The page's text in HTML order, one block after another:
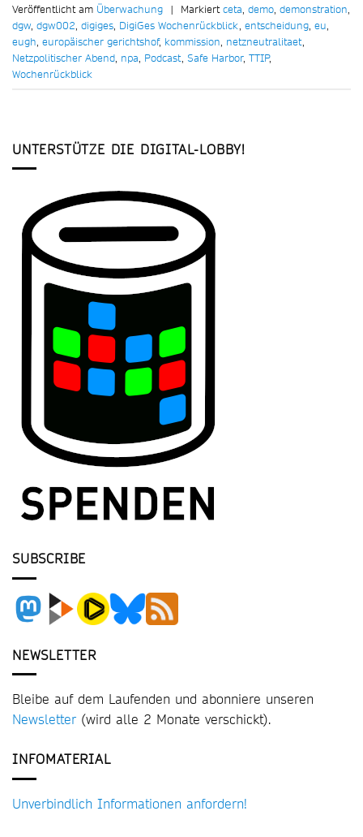
Veröffentlicht am Überwachung | Markiertceta, demo, demonstration,
dgw, dgw002, digiges, DigiGes Wochenrückblick, entscheidung, eu,
eugh, europäischer gerichtshof, kommission, netzneutralitaet,
Netzpolitischer Abend, npa, Podcast, Safe Harbor, TTIP,
Wochenrückblick
UNTERSTÜTZE DIE DIGITAL-LOBBY!
SUBSCRIBE
NEWSLETTER
Bleibe auf dem Laufenden und abonniere unseren
Newsletter (wird alle 2 Monate verschickt).
INFOMATERIAL
Unverbindlich Informationen anfordern!